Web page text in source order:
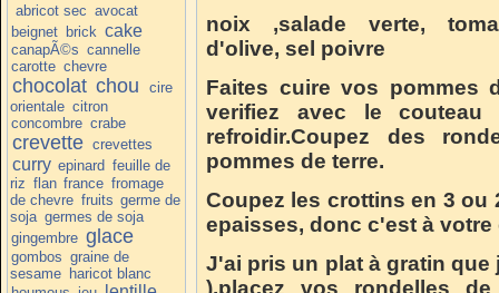
abricot sec avocat
beignet brick cake
canapÃ©s cannelle
carotte chevre
chocolat chou
cire
orientale citron
concombre crabe
crevette crevettes
curry epinard feuille de
riz flan france fromage
de chevre fruits germe de
soja germes de soja
gingembre glace
gombos graine de
sesame haricot blanc
noix ,salade verte,
d'olive, sel poivre
Faites cuire vos pommes
verifiez avec le
refroidir.Coupez des
pommes de terre.
Coupez les crottins en 3
epaisses, donc c'est à votre
J'ai pris un plat à gratin
).placez vos rondelles